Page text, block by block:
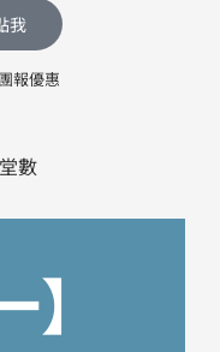
我
報優惠
數